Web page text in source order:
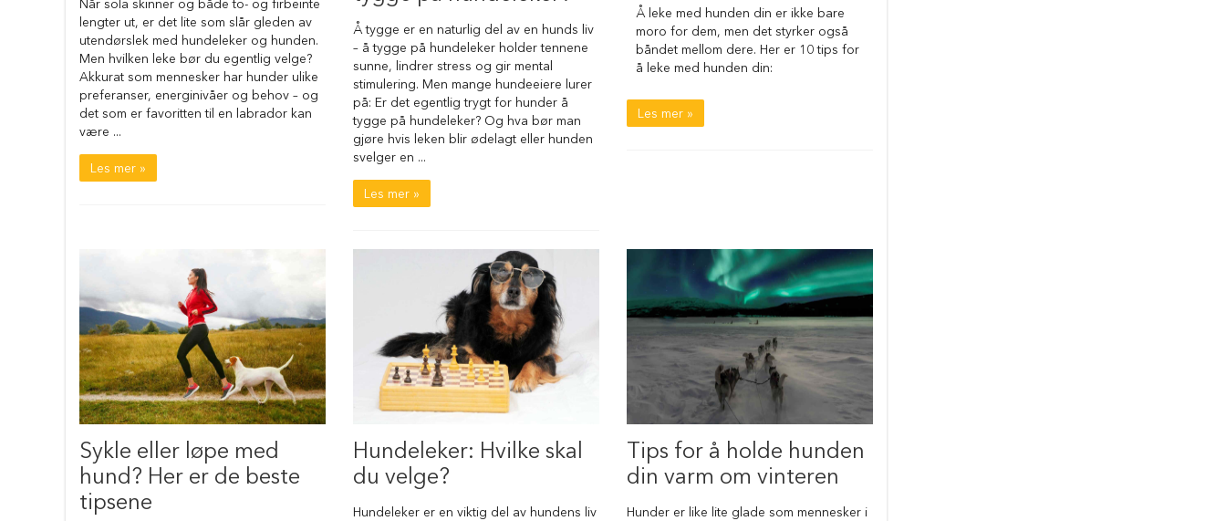
Hundevesker
Hundesekker
Hundehuler
Burmadrasser
Hundetepper
hundematter
Hundens
matplass
Hundeskåler
Drikkeflasker
feeder
Når sola skinner og både to- og firbeinte
lengter ut, er det lite som slår gleden av
utendørslek med hundeleker og hunden.
Men hvilken leke bør du egentlig velge?
Akkurat som mennesker har hunder ulike
preferanser, energinivåer og behov – og
det som er favoritten til en labrador kan
være ...
Les mer »
Å tygge er en naturlig del av en hunds liv
– å tygge på hundeleker holder tennene
sunne, lindrer stress og gir mental
stimulering. Men mange hundeeiere lurer
på: Er det egentlig trygt for hunder å
tygge på hundeleker? Og hva bør man
gjøre hvis leken blir ødelagt eller hunden
svelger en ...
Les mer »
Å leke med hunden din er ikke bare
moro for dem, men det styrker også
båndet mellom dere. Her er 10 tips for
å leke med hunden din:
Les mer »
Sykle eller løpe med
hund? Her er de beste
tipsene
Hundeleker: Hvilke skal
du velge?
Hundeleker er en viktig del av hundens liv
Tips for å holde hunden
din varm om vinteren
Hunder er like lite glade som mennesker i